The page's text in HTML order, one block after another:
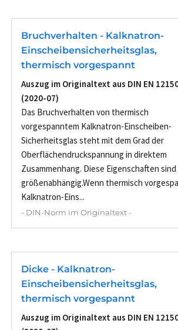
Bruchverhalten - Kalknatron-
Einscheibensicherheitsglas,
thermisch vorgespannt
Auszug im Originaltext aus DIN EN
(2020-07)
Das Bruchverhalten von thermisch
vorgespanntem Kalknatron-Einscheiben-
Sicherheitsglas steht mit dem Grad der
Oberflächendruckspannung in direktem
Zusammenhang. Diese Eigenschaften
größenabhängig.Wenn thermisch
Kalknatron-Eins...
- DIN-Norm im Originaltext -
Dicke - Kalknatron-
Einscheibensicherheitsglas,
thermisch vorgespannt
Auszug im Originaltext aus DIN EN